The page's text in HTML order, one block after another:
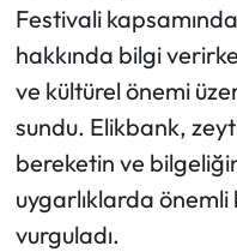
Festivali
hakkında bilgi
ve kültürel önemi
sundu. Elikbank,
bereketin ve
uygarlıklarda
vurguladı.